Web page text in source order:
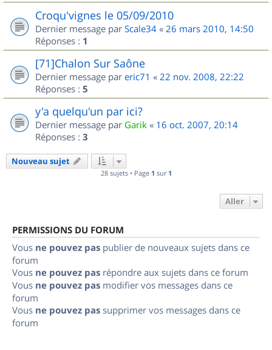
Croqu'vignes le 05/09/2010
Dernier message par Scale34 « 26 mars 2010, 14:50
Réponses : 1
[71]Chalon Sur Saône
Dernier message par eric71 « 22 nov. 2008, 22:22
Réponses : 5
y'a quelqu'un par ici?
Dernier message par Garik « 16 oct. 2007, 20:14
Réponses : 3
Nouveau sujet
28 sujets • Page 1 sur 1
Aller
PERMISSIONS DU FORUM
Vous ne pouvez pas publier de nouveaux sujets dans ce
forum
Vous ne pouvez pas répondre aux sujets dans ce forum
Vous ne pouvez pas modifier vos messages dans ce
forum
Vous ne pouvez pas supprimer vos messages dans ce
forum